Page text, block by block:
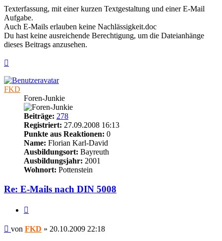
Texterfassung, mit einer kurzen Textgestaltung und einer E-Mail
Aufgabe.
Auch E-Mails erlauben keine Nachlässigkeit.doc
Du hast keine ausreichende Berechtigung, um die Dateianhänge
dieses Beitrags anzusehen.
FKD
Foren-Junkie
Beiträge: 278
Registriert: 27.09.2008 16:13
Punkte aus Reaktionen: 0
Name: Florian Karl-David
Ausbildungsort: Bayreuth
Ausbildungsjahr: 2001
Wohnort: Pottenstein
Re: E-Mails nach DIN 5008
Beitrag
von FKD » 20.10.2009 22:18